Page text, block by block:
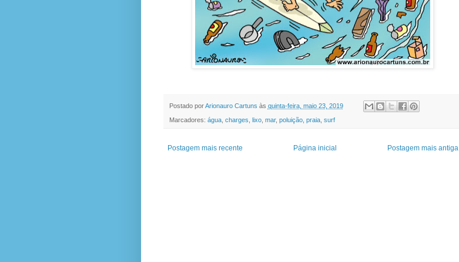
Postado porArionauro Cartuns às quinta-feira, maio 23, 2019
Marcadores: água, charges lixo, mar, poluição, praia, surf
Postagem mais recente Postagem mais antiga
Página inicial